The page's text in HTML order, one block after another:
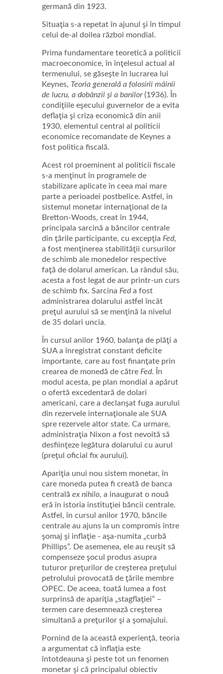
germană din 1923.
Situaţia s-a repetat în ajunul şi în timpul
celui de-al doilea război mondial.
Prima fundamentare teoretică a politicii
macroeconomice, în înţelesul actual al
termenului, se găseşte în lucrarea lui
Keynes, Teoria generală a folosirii mâinii
de lucru, a dobânzii şi a banilor(1936). În
condiţiile eşecului guvernelor de a evita
deflaţia şi criza economică din anii
1930, elementul central al politicii
economice recomandate de Keynes a
fost politica fiscală.
Acest rol proeminent al politicii fiscale
s-a menţinut în programele de
stabilizare aplicate în ceea mai mare
parte a perioadei postbelice. Astfel, în
sistemul monetar internaţional de la
Bretton-Woods, creat în 1944,
principala sarcină a băncilor centrale
din ţările participante, cu excepţia Fed,
a fost menţinerea stabilităţii cursurilor
de schimb ale monedelor respective
faţă de dolarul american. La rândul său,
acesta a fost legat de aur printr-un curs
de schimb fix. Sarcina Feda fost
administrarea dolarului astfel încât
preţul aurului să se menţină la nivelul
de 35 dolari uncia.
În cursul anilor 1960, balanţa de plăţi a
SUA a înregistrat constant deficite
importante, care au fost finanţate prin
crearea de monedă de către Fed. În
modul acesta, pe plan mondial a apărut
o ofertă excedentară de dolari
americani, care a declanşat fuga aurului
din rezervele internaţionale ale SUA
spre rezervele altor state. Ca urmare,
administraţia Nixon a fost nevoită să
desfiinţeze legătura dolarului cu aurul
(preţul oficial fix aurului).
Apariţia unui nou sistem monetar, în
care moneda putea fi creată de banca
centrală ex nihilo, a inaugurat o nouă
eră în istoria instituţiei băncii centrale.
Astfel, în cursul anilor 1970, băncile
centrale au ajuns la un compromis între
şomaj şi inflaţie - aşa-numita „curbă
Phillips”. De asemenea, ele au reuşit să
compenseze şocul produs asupra
tuturor preţurilor de creşterea preţului
petrolului provocată de ţările membre
OPEC. De aceea, toată lumea a fost
surprinsă de apariţia „stagflaţiei” –
termen care desemnează creşterea
simultană a preţurilor şi a şomajului.
Pornind de la această experienţă, teoria
a argumentat că inflaţia este
întotdeauna şi peste tot un fenomen
monetar şi că principalul obiectiv